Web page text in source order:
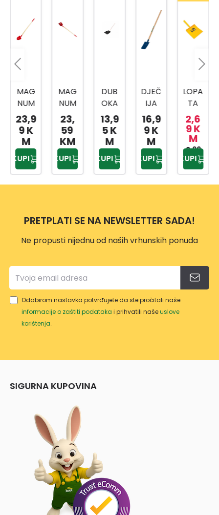
MAG
NUM
1715-
SD
LOPA
TA
RAV
NA-
SPEC
KALJ
CRVE
MAG
NUM
SA
DRŠK
OM
23,
59
KM
KUPI
DUB
OKA
LOPA
TA
ZA
SNIJE
G SA
DRŠK
OM
13,9
5 K
M
KUPI
DJEČ
IJA
LOPA
TA
PLAV
A
75C
M
16,9
9 K
M
KUPI
LOPA
TA
ZA
ŽBUK
U
20X4
0 CM
SGS9
86
2,6
9 K
M
2,99
KM
KUPI
CELL
-
FAST
LOPA
TA
IDEA
L
PRO
54,
99 K
M
KUPI
PRETPLATI SE NA NEWSLETTER SADA!
Ne propusti nijednu od naših vrhunskih ponuda
Odabirom nastavka potvrđujete da ste pročitali naše
informacije o zaštiti podataka i prihvatili našeuslove
korištenja.
SIGURNA KUPOVINA